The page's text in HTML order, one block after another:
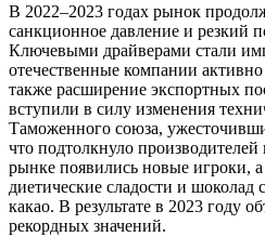
В 2022–2023 годах рынок
санкционное давление и резкий
Ключевыми драйверами стали
отечественные компании
также расширение экспортных
вступили в силу изменения
Таможенного союза,
что подтолкнуло
рынке появились новые игроки, а
диетические сладости и
какао. В результате в 2023 году
рекордных значений.